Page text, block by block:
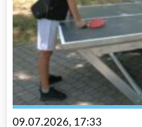
09.07.2026, 17:33